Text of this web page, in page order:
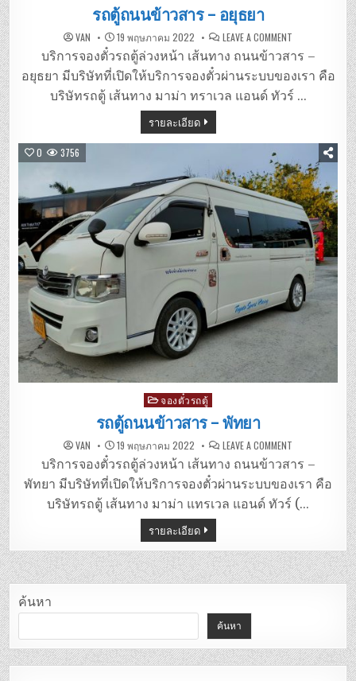
in
รถตู้ถนนข้าวสาร – อยุธยา
VAN 19 พฤษภาคม 2022 LEAVE A COMMENT
ตู้
ถนน
ข้าวสาร
–
อยุธยา
บริการจองตั๋วรถตู้ล่วงหน้า เส้นทาง ถนนข้าวสาร –
อยุธยา มีบริษัทที่เปิดให้บริการจองตั๋วผ่านระบบของเรา คือ
บริษัทรถตู้ เส้นทาง มาม่า ทราเวล แอนด์ ทัวร์ …
รายละเอียด
0 3756
Posted
in
จองตั๋วรถตู้
รถตู้ถนนข้าวสาร – พัทยา
VAN 19 พฤษภาคม 2022 LEAVE A COMMENT
ตู้
ถนน
ข้าวสาร
–
พัทยา
บริการจองตั๋วรถตู้ล่วงหน้า เส้นทาง ถนนข้าวสาร –
พัทยา มีบริษัทที่เปิดให้บริการจองตั๋วผ่านระบบของเรา คือ
บริษัทรถตู้ เส้นทาง มาม่า แทรเวล แอนด์ ทัวร์ (…
รายละเอียด
ค้นหา
ค้นหา